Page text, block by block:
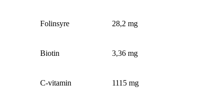
Folinsyre 28,2 mg
Biotin 3,36 mg
C-vitamin 1115 mg